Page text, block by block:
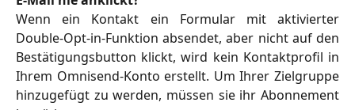
Wenn ein Kontakt ein Formular mit aktivierter
Double-Opt-in-Funktion absendet, aber nicht auf den
Bestätigungsbutton klickt, wird kein Kontaktprofil in
Ihrem Omnisend-Konto erstellt. Um Ihrer Zielgruppe
hinzugefügt zu werden, müssen sie ihr Abonnement